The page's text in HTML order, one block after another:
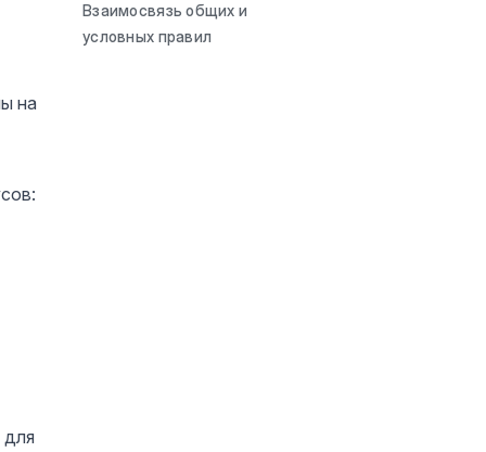
на
Взаимосвязь общих и
условных правил